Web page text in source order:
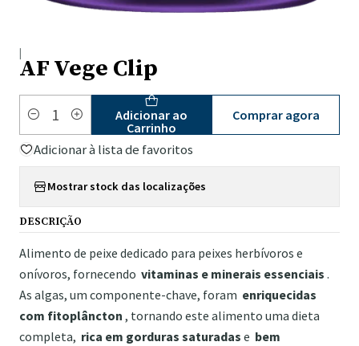
|
AF Vege Clip
Quantidade
Adicionar ao
Carrinho
Comprar agora
Adicionar à lista de favoritos
Mostrar stock das localizações
DESCRIÇÃO
Alimento de peixe dedicado para peixes herbívoros e
onívoros, fornecendo vitaminas e minerais essenciais .
As algas, um componente-chave, foram enriquecidas
com fitoplâncton , tornando este alimento uma dieta
completa, rica em gorduras saturadas e bem